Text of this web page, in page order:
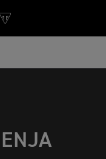
52DKL7H');